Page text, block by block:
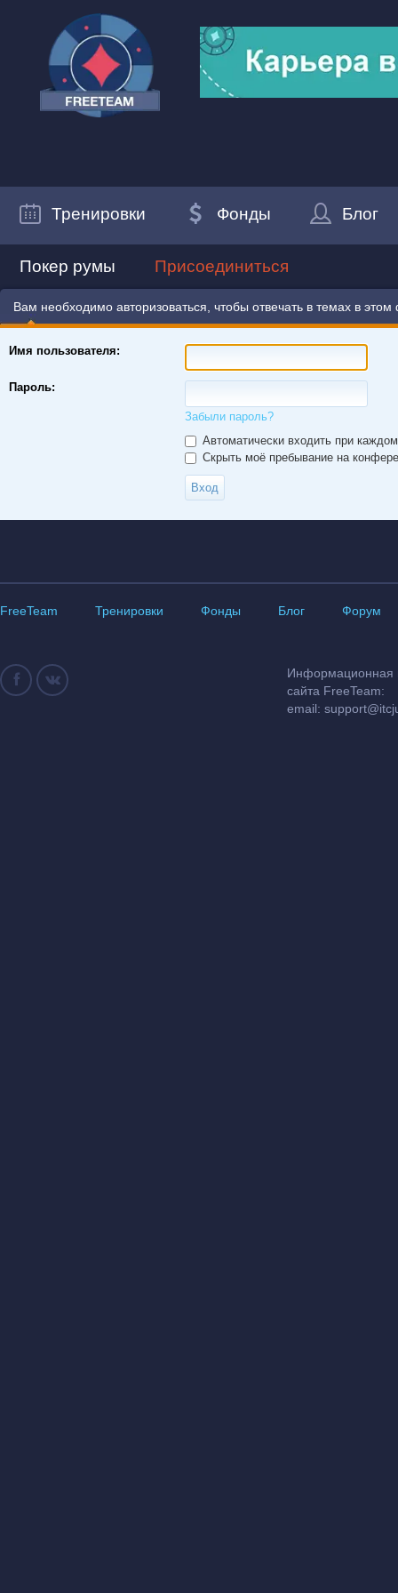
Тренировки Фонды Блог
Покер румы Присоединиться
Вам необходимо авторизоваться, чтобы отвечать в темах в
Имя пользователя:
Пароль:
Забыли пароль?
Автоматически входить при
Скрыть моё пребывание на
FreeTeam Тренировки Фонды Блог Форум
Информационная
сайта FreeTeam:
email: